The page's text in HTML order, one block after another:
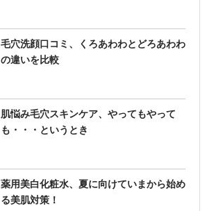
毛穴洗顔口コミ、くろあわわとどろあわわ
の違いを比較
肌悩み毛穴スキンケア、やってもやって
も・・・というとき
薬用美白化粧水、夏に向けていまから始め
る美肌対策！